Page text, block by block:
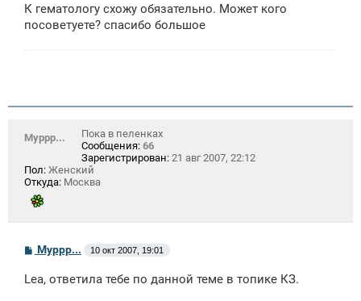
К гематологу схожу обязательно. Может кого
посоветуете? спасибо большое
Муррр...
Пока в пеленках
Сообщения: 66
Зарегистрирован: 21 авг 2007, 22:12
Пол: Женский
Откуда: Москва
С
о
б
Муррр... 10 окт 2007, 19:01
Lea, ответила тебе по данной теме в топике КЗ.